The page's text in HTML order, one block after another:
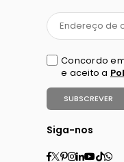
Concordo
e aceito a
SUBSCREVER
Siga-nos
Facebook
Twitter
Pinterest
Instagram
Linkedin